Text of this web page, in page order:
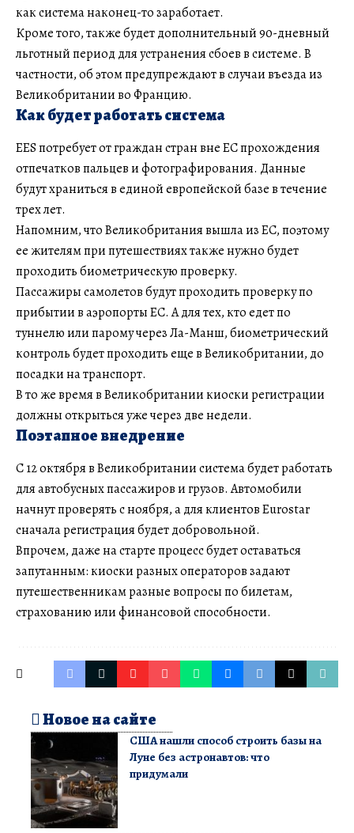
как система наконец-то заработает.
Кроме того, также будет дополнительный 90-дневный
льготный период для устранения сбоев в системе. В
частности, об этом предупреждают в случаи въезда из
Великобритании во Францию.
Как будет работать система
EES потребует от граждан стран вне ЕС прохождения
отпечатков пальцев и фотографирования. Данные
будут храниться в единой европейской базе в течение
трех лет.
Напомним, что Великобритания вышла из ЕС, поэтому
ее жителям при путешествиях также нужно будет
проходить биометрическую проверку.
Пассажиры самолетов будут проходить проверку по
прибытии в аэропорты ЕС. А для тех, кто едет по
туннелю или парому через Ла-Манш, биометрический
контроль будет проходить еще в Великобритании, до
посадки на транспорт.
В то же время в Великобритании киоски регистрации
должны открыться уже через две недели.
Поэтапное внедрение
С 12 октября в Великобритании система будет работать
для автобусных пассажиров и грузов. Автомобили
начнут проверять с ноября, а для клиентов Eurostar
сначала регистрация будет добровольной.
Впрочем, даже на старте процесс будет оставаться
запутанным: киоски разных операторов задают
путешественникам разные вопросы по билетам,
страхованию или финансовой способности.
Новое на сайте
США нашли способ строить базы на
Луне без астронавтов: что
придумали